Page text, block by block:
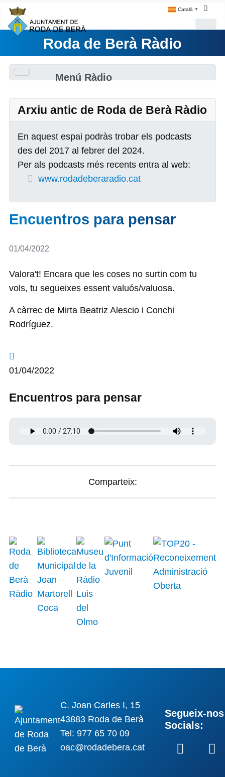
Català ▼
Roda de Berà Ràdio
Menú Ràdio
Arxiu antic de Roda de Berà Ràdio
En aquest espai podràs trobar els podcasts
des del 2017 al febrer del 2024.
Per als podcasts més recents entra al web:
www.rodadeberaradio.cat
Encuentros para pensar
Detalls
01/04/2022
Valora't! Encara que les coses no surtin com tu
vols, tu segueixes essent valuós/valuosa.
A càrrec de Mirta Beatriz Alescio i Conchi
Rodríguez.
01/04/2022
Encuentros para pensar
Comparteix:
C. Joan Carles I, 15
43883 Roda de Berà
Tel: 977 65 70 09
oac@rodadebera.cat
Segueix-
Socials: